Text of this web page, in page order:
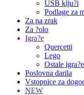
USB klju?i
Podlage za
Za na zrak
Za ?olo
Igra?e
Quercetti
Lego
Ostale igra?e
Poslovna darila
Vstopnice za
NEW